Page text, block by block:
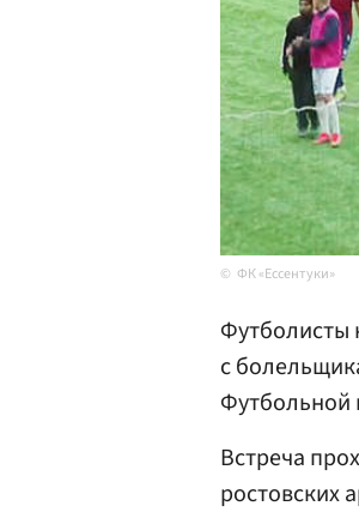
ФК «Ессентуки»
Футболисты
с
Футбольной
Встреча
ростовских